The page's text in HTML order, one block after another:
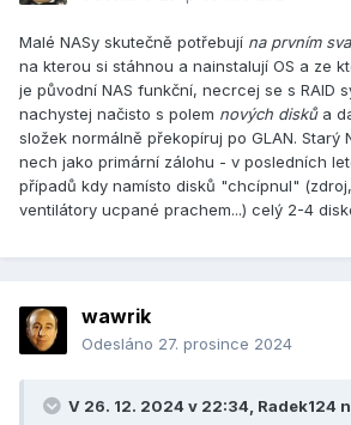
Malé NASy skutečně potřebují na prvním
na kterou si stáhnou a nainstalují OS a ze
je původní NAS funkční, necrcej se s RAID
nachystej načisto s polem nových diskůa
složek normálně překopíruj po GLAN. Starý
nech jako primární zálohu - v posledních
případů kdy namísto disků "chcípnul"
ventilátory ucpané prachem...) celý 2-4
wawrik
Odesláno 27. prosince 2024
V 26. 12. 2024 v 22:34, Radek124